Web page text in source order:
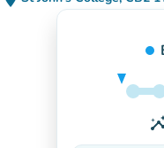
(abrir